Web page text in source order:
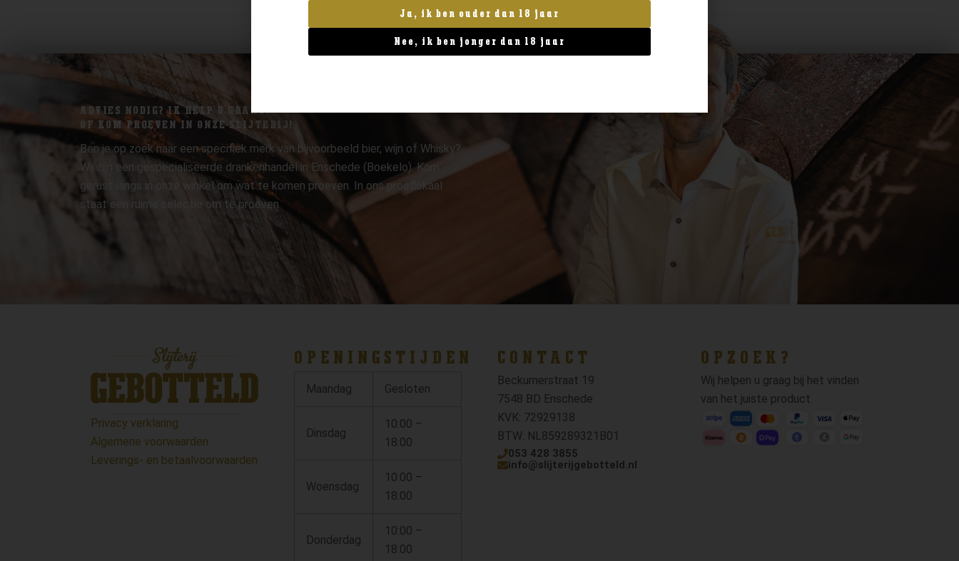
ADVIES NODIG? IK HELP U GRAAG.
OF KOM PROEVEN IN ONZE SLIJTERIJ!
Ben je op zoek naar een specifiek merk van bijvoorbeeld bier, wijn of Whisky?
Wij zijn een gespecialiseerde drankenhandel in Enschede (Boekelo). Kom
gerust langs in onze winkel om wat te komen proeven. In ons proeflokaal
staat een ruime selectie om te proeven.
Privacy verklaring
Algemene voorwaarden
Leverings- en betaalvoorwaarden
OPENINGSTIJDEN
Maandag Gesloten
Dinsdag
10:00 –
18:00
Woensdag
10:00 –
18:00
Donderdag
10:00 –
18:00
CONTACT
Beckumerstraat 19
7548 BD Enschede
KVK: 72929138
BTW: NL859289321B01
053 428 3855
info@slijterijgebotteld.nl
OPZOEK?
Wij helpen u graag bij het vinden
van het juiste product.
Ja, ik ben ouder dan 18 jaar
Nee, ik ben jonger dan 18 jaar